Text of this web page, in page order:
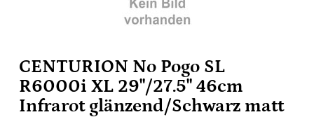
CENTURION No Pogo SL
R6000i XL 29"/27.5" 46cm
Infrarot glänzend/Schwarz matt